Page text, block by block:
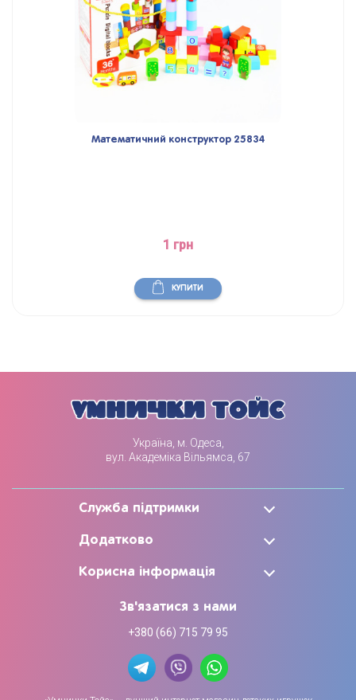
Математичний конструктор 25834
1 грн
КУПИТИ
Україна, м. Одеса,
вул. Академіка Вільямса, 67
Служба підтримки
Додатково
Корисна інформація
Зв'язатися з нами
+380 (66) 715 79 95